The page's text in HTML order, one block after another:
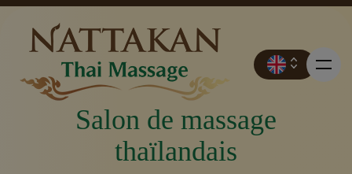
Salon de massage
thaïlandais